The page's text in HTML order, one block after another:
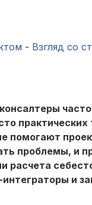
- Взгляд со
помогают
проблемы, и
расчета
и